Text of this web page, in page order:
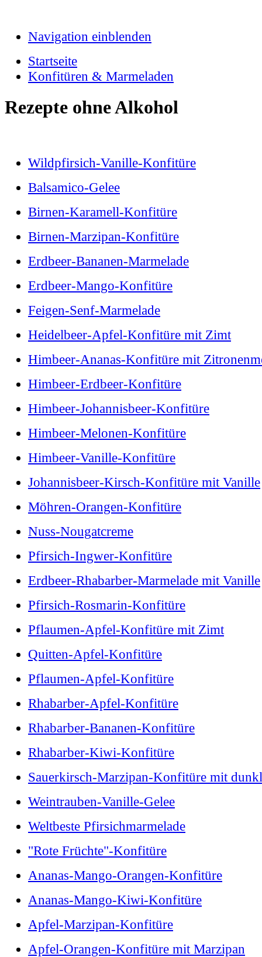
Navigation einblenden
Startseite
Konfitüren & Marmeladen
Rezepte ohne Alkohol
Wildpfirsich-Vanille-Konfitüre
Balsamico-Gelee
Birnen-Karamell-Konfitüre
Birnen-Marzipan-Konfitüre
Erdbeer-Bananen-Marmelade
Erdbeer-Mango-Konfitüre
Feigen-Senf-Marmelade
Heidelbeer-Apfel-Konfitüre mit Zimt
Himbeer-Ananas-Konfitüre mit
Himbeer-Erdbeer-Konfitüre
Himbeer-Johannisbeer-Konfitüre
Himbeer-Melonen-Konfitüre
Himbeer-Vanille-Konfitüre
Johannisbeer-Kirsch-Konfitüre mit Vanille
Möhren-Orangen-Konfitüre
Nuss-Nougatcreme
Pfirsich-Ingwer-Konfitüre
Erdbeer-Rhabarber-Marmelade mit Vanille
Pfirsich-Rosmarin-Konfitüre
Pflaumen-Apfel-Konfitüre mit Zimt
Quitten-Apfel-Konfitüre
Pflaumen-Apfel-Konfitüre
Rhabarber-Apfel-Konfitüre
Rhabarber-Bananen-Konfitüre
Rhabarber-Kiwi-Konfitüre
Sauerkirsch-Marzipan-Konfitüre mit
Weintrauben-Vanille-Gelee
Weltbeste Pfirsichmarmelade
"Rote Früchte"-Konfitüre
Ananas-Mango-Orangen-Konfitüre
Ananas-Mango-Kiwi-Konfitüre
Apfel-Marzipan-Konfitüre
Apfel-Orangen-Konfitüre mit Marzipan